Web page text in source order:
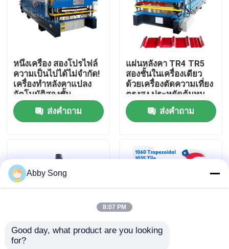
เกี่ยวกับเรา
ควบคุมคุณภาพ
ติดต่อเรา
คดี
เครื่องขึ้นรูปลอนหลังคา
เครื่องขึ้นรูปม้วนสองชั้น
หนึ่งเครื่อง สองโปรไฟล์
ความเป็นไปได้ไม่จำกัด!
เครื่องทำหลังคาแปลง
อัตโนมัติสองชั้น
ส่งคำถาม
แผ่นหลังคา TR4 TR5
สองชั้นในเครื่องเดียว
ด้วยเครื่องตัดความเที่ยง
ตรงสูง ประหยัดต้นทุน
ส่งคำถาม
โปรไฟล์สองชั้นสองชั้น
Abby Song
8:07 PM
Good day, what product are you looking
for?